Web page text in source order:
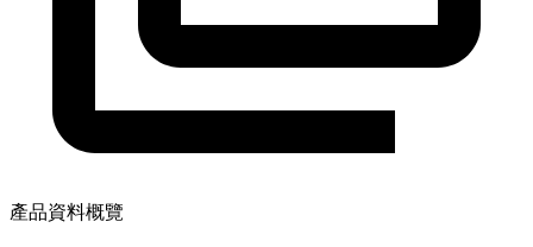
產品資料概覽